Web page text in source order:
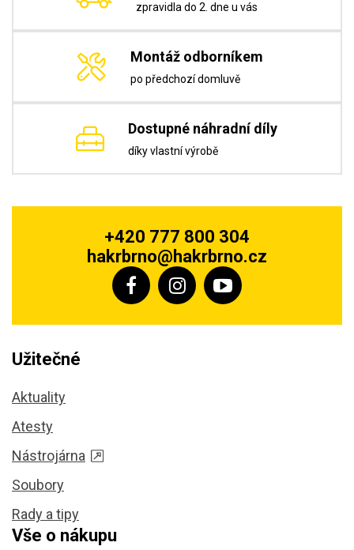
zpravidla do 2. dne u vás
Montáž odborníkem
po předchozí domluvě
Dostupné náhradní díly
díky vlastní výrobě
+420 777 800 304
hakrbrno@hakrbrno.cz
Užitečné
Aktuality
Atesty
Nástrojárna
Soubory
Rady a tipy
Vše o nákupu